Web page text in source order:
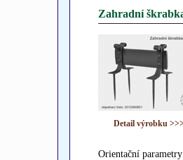
Zahradní
Detail výrobku
Orientační